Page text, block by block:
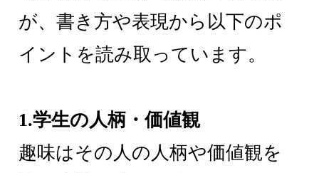
が、書き方や表現から以下のポ
イントを読み取っています。
1.学生の人柄・価値観
趣味はその人の人柄や価値観を